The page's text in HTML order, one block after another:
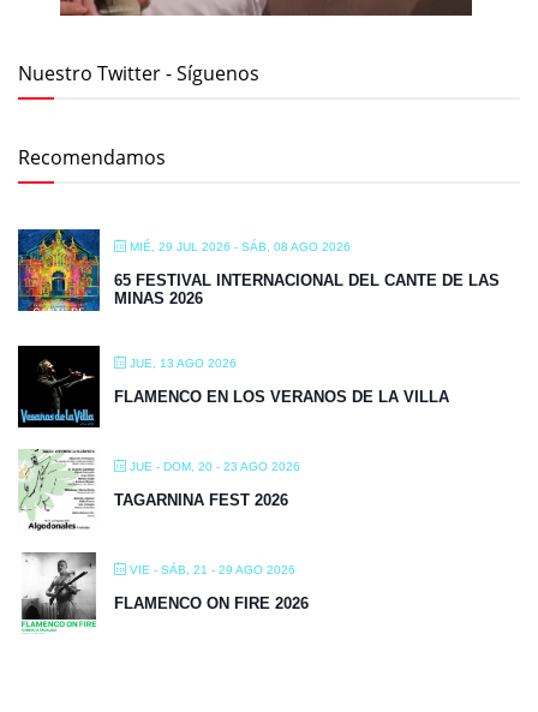
Nuestro Twitter - Síguenos
Recomendamos
MIÉ, 29 JUL 2026 - SÁB, 08 AGO 2026
65 FESTIVAL INTERNACIONAL DEL CANTE DE LAS
MINAS 2026
JUE, 13 AGO 2026
FLAMENCO EN LOS VERANOS DE LA VILLA
JUE - DOM, 20 - 23 AGO 2026
TAGARNINA FEST 2026
VIE - SÁB, 21 - 29 AGO 2026
FLAMENCO ON FIRE 2026